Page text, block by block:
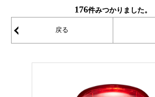
176件みつかりました。
戻る